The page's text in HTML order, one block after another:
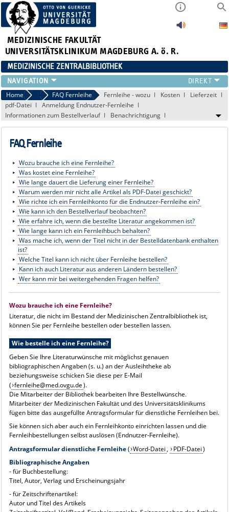
MEDIZINISCHE FAKULTÄT
UNIVERSITÄTSKLINIKUM MAGDEBURG A. ö. R.
MEDIZINISCHE ZENTRALBIBLIOTHEK
LITERATURSUCHE
SERVICE
INFORMATIONSKOMPETENZ
PUBLIZIEREN
SUCHE A-Z
Home FAQ FAQ Fernleihe Fernleihe - wozu Kosten
Lieferzeit
pdf-Datei
Anmeldung Endnutzer-Fernleihe
Informationen zum Bestellverlauf
Benachrichtigung
FAQ Fernleihe
Wozu brauche ich eine Fernleihe?
Was kostet eine Fernleihe?
Wie lange dauert die Lieferung einer Fernleihe?
Warum werden mir nicht alle Artikel als PDF-Datei geschickt?
Wie richte ich ein Fernleihkonto für die Endnutzer-Fernleihe ein?
Wie kann ich den Bestellverlauf beobachten?
Wie erfahre ich, wenn die bestellte Literatur angekommen ist?
Wie lange kann ich ein Fernleihbuch behalten?
Was mache ich, wenn der Titel nicht in der Bestelldatenbank enthalten
ist?
Welche Titel kann ich nicht über Fernleihe bestellen?
Kann ich auch Literatur aus anderen Ländern bestellen?
Wer kann mir bei weitergehenden Fragen helfen?
Wozu brauche ich eine Fernleihe?
Literatur, die nicht im Bestand der Medizinischen Zentralbibliothek ist,
können Sie per Fernleihe bestellen oder bestellen lassen.
Wie bestelle ich eine Fernleihe?
Geben Sie Ihre Literaturwünsche mit möglichst genauen
bibliographischen Angaben (s. u.) an der Ausleihtheke ab
beziehungsweise schicken Sie diese per E-Mail
( fernleihe@med.ovgu.de).
Die Mitarbeiter der Bibliothek bearbeiten Ihre Bestellwünsche.
Mitarbeiter der Medizinischen Fakultät und des Universitätsklinikums
fügen bitte das ausgefüllte Antragsformular für dienstliche Fernleihen bei.
Sie können sich aber auch ein Fernleihkonto einrichten lassen und die
Fernleihbestellungen selbst auslösen (Endnutzer-Fernleihe).
Antragsformular dienstliche Fernleihe( Word-Datei, PDF-Datei)
Bibliographische Angaben
- für Buchbestellung:
Titel, Autor, Verlag und Erscheinungsjahr
- für Zeitschriftenartikel:
Autor und Titel des Artikels